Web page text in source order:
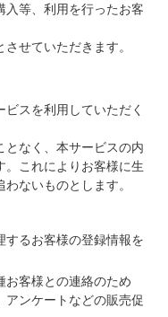
入等、利用を行ったお客
せていただきます。
スを利用していただく
となく、本サービスの内
。これによりお客様に生
ないものとします。
するお客様の登録情報を
お客様との連絡のため
アンケートなどの販売促